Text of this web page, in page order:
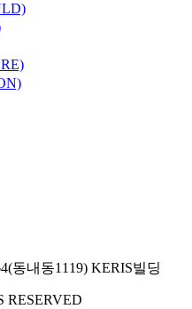
동내동1119) KERIS빌딩
RESERVED